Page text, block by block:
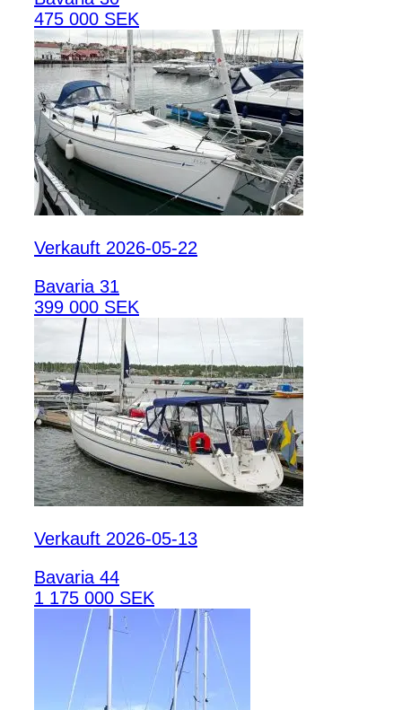
475 000 SEK
Verkauft 2026-05-22
Bavaria 31
399 000 SEK
Verkauft 2026-05-13
Bavaria 44
1 175 000 SEK